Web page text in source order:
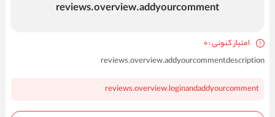
reviews.overview.addyourcomment
امتیاز کنونی : 0
reviews.overview.addyourcommentdescription
reviews.overview.loginandaddyourcomment